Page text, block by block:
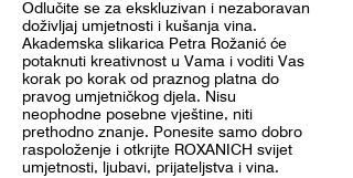
Odlučite se za ekskluzivan i nezaboravan
doživljaj umjetnosti i kušanja vina.
Akademska slikarica Petra Rožanić će
potaknuti kreativnost u Vama i voditi Vas
korak po korak od praznog platna do
pravog umjetničkog djela. Nisu
neophodne posebne vještine, niti
prethodno znanje. Ponesite samo dobro
raspoloženje i otkrijte ROXANICH svijet
umjetnosti, ljubavi, prijateljstva i vina.